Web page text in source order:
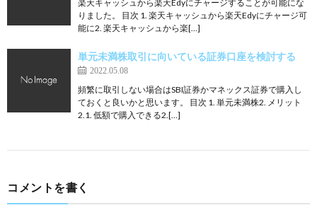
楽天キャッシュから楽天Edyにチャージすることが可能にな
りました。 目次 1. 楽天キャッシュから楽天Edyにチャージ可
能に2. 楽天キャッシュから楽[…]
単元未満株取引に向いている証券口座を検討する
2022.05.08
頻繁に取引しない場合はSBI証券かマネックス証券で購入し
ておくと良いかと思います。 目次 1. 単元未満株2. メリット
2.1. 低額で購入できる2.[…]
コメントを書く